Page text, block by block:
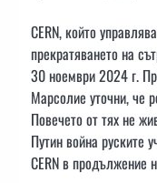
CERN, който
прекратяването на
30 ноември 2024 г.
Марсолие уточни, че
Повечето от тях не
Путин война руските
CERN в продължение